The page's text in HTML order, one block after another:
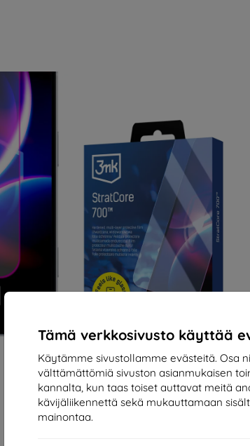
Tämä verkkosivusto käyttää
Käytämme sivustollamme evästeitä. Osa
välttämättömiä sivuston asianmukaisen
kannalta, kun taas toiset auttavat meitä
kävijäliikennettä sekä mukauttamaan
mainontaa.